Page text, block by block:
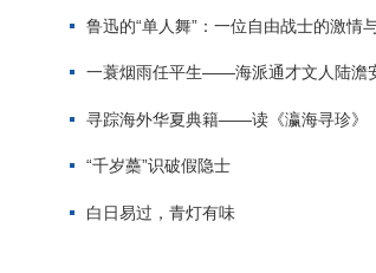
鲁迅的“单人舞”：一位自由战士的激情
一蓑烟雨任平生——海派通才文人陆澹
寻踪海外华夏典籍——读《瀛海寻珍》
“千岁蘽”识破假隐士
白日易过，青灯有味